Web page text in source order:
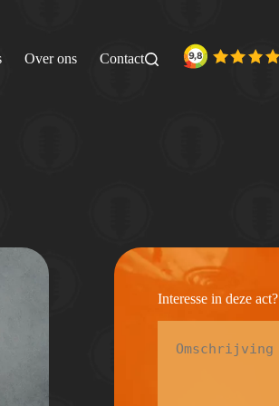
Over ons Contact
Interesse in deze act?